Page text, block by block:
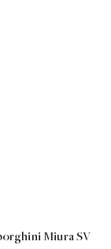
Miura SV